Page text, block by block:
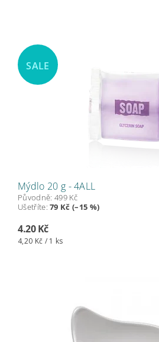
SALE
Mýdlo 20 g - 4ALL
Původně: 499 Kč
Ušetříte:79 Kč (–15 %)
4.20 Kč
4,20 Kč / 1 ks